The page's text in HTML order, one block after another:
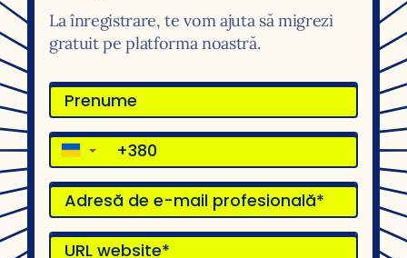
La înregistrare, te vom ajuta să migrezi
gratuit pe platforma noastră.
▼